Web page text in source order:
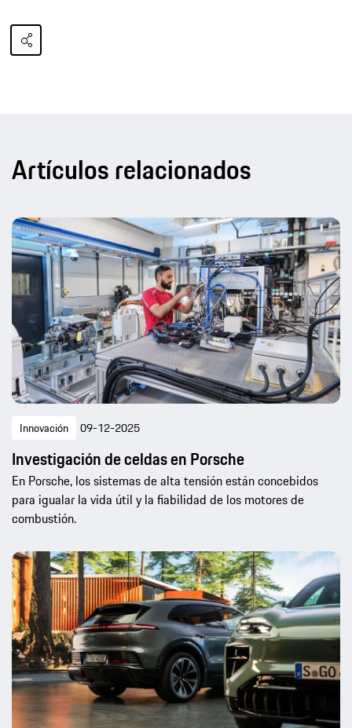
Artículos relacionados
Innovación 09-12-2025
Investigación de celdas en Porsche
En Porsche, los sistemas de alta tensión están concebidos
para igualar la vida útil y la fiabilidad de los motores de
combustión.